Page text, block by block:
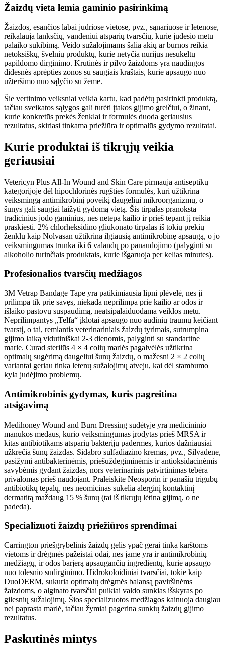
Žaizdų vieta lemia gaminio pasirinkimą
Žaizdos, esančios labai judriose vietose, pvz., sąnariuose ir letenose,
reikalauja lanksčių, vandeniui atsparių tvarsčių, kurie judesio metu
palaiko sukibimą. Veido sužalojimams šalia akių ar burnos reikia
netoksiškų, švelnių produktų, kurie netyčia nurijus nesukeltų
papildomo dirginimo. Krūtinės ir pilvo žaizdoms yra naudingos
didesnės aprėpties zonos su saugiais kraštais, kurie apsaugo nuo
užteršimo nuo sąlyčio su žeme.
Šie vertinimo veiksniai veikia kartu, kad padėtų pasirinkti produktą,
tačiau sveikatos sąlygos gali turėti įtakos gijimo greičiui, o žinant,
kurie konkretūs prekės ženklai ir formulės duoda geriausius
rezultatus, skiriasi tinkama priežiūra ir optimalūs gydymo rezultatai.
Kurie produktai iš tikrųjų veikia
geriausiai
Vetericyn Plus All-In Wound and Skin Care pirmauja antiseptikų
kategorijoje dėl hipochlorinės rūgšties formulės, kuri užtikrina
veiksmingą antimikrobinį poveikį daugeliui mikroorganizmų, o
šunys gali saugiai laižyti gydomą vietą. Šis tirpalas pranoksta
tradicinius jodo gaminius, nes netepa kailio ir prieš tepant jį reikia
praskiesti. 2% chlorheksidino gliukonato tirpalas iš tokių prekių
ženklų kaip Nolvasan užtikrina ilgiausią antimikrobinę apsaugą, o jo
veiksmingumas trunka iki 6 valandų po panaudojimo (palyginti su
alkoholio turinčiais produktais, kurie išgaruoja per kelias minutes).
Profesionalios tvarsčių medžiagos
3M Vetrap Bandage Tape yra patikimiausia lipni plėvelė, nes ji
prilimpa tik prie savęs, niekada neprilimpa prie kailio ar odos ir
išlaiko pastovų suspaudimą, neatsipalaiduodama veiklos metu.
Neprilimpantys „Telfa“ įklotai apsaugo nuo audinių traumų keičiant
tvarstį, o tai, remiantis veterinariniais žaizdų tyrimais, sutrumpina
gijimo laiką vidutiniškai 2-3 dienomis, palyginti su standartine
marle. Curad sterilūs 4 × 4 colių marlės pagalvėlės užtikrina
optimalų sugėrimą daugeliui šunų žaizdų, o mažesni 2 × 2 colių
variantai geriau tinka letenų sužalojimų atveju, kai dėl stambumo
kyla judėjimo problemų.
Antimikrobinis gydymas, kuris pagreitina
atsigavimą
Medihoney Wound and Burn Dressing sudėtyje yra medicininio
manukos medaus, kurio veiksmingumas įrodytas prieš MRSA ir
kitas antibiotikams atsparių bakterijų padermes, kurios dažniausiai
užkrečia šunų žaizdas. Sidabro sulfadiazino kremas, pvz., Silvadene,
pasižymi antibakterinėmis, priešuždegiminėmis ir antioksidacinėmis
savybėmis gydant žaizdas, nors veterinarinis patvirtinimas tebėra
privalomas prieš naudojant. Praleiskite Neosporin ir panašių trigubų
antibiotikų tepalų, nes neomicinas sukelia alerginį kontaktinį
dermatitą maždaug 15 % šunų (tai iš tikrųjų lėtina gijimą, o ne
padeda).
Specializuoti žaizdų priežiūros sprendimai
Carrington priešgrybelinis žaizdų gelis ypač gerai tinka karštoms
vietoms ir drėgmės pažeistai odai, nes jame yra ir antimikrobinių
medžiagų, ir odos barjerą apsaugančių ingredientų, kurie apsaugo
nuo tolesnio sudirginimo. Hidrokoloidiniai tvarsčiai, tokie kaip
DuoDERM, sukuria optimalų drėgmės balansą paviršinėms
žaizdoms, o alginato tvarsčiai puikiai valdo sunkias išskyras po
gilesnių sužalojimų. Šios specializuotos medžiagos kainuoja daugiau
nei paprasta marlė, tačiau žymiai pagerina sunkių žaizdų gijimo
rezultatus.
Paskutinės mintys